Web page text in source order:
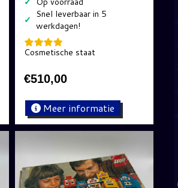
✓
Cosmetische staat
€510,00
Meer informatie